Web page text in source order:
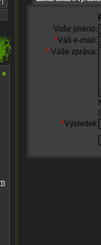
a
Vaše jméno:
*Váš e-mail:
* Váše zpráva:
*Výsledek